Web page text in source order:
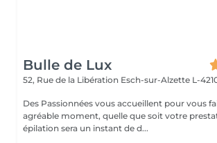
Bulle de Lux
52, Rue de la Libération Esch-sur-Alzette L-
Des Passionnées vous accueillent pour vous
agréable moment, quelle que soit votre
épilation sera un instant de d...